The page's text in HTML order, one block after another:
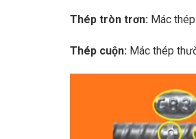
Thép tròn trơn: Mác
Thép cuộn: Mác thép